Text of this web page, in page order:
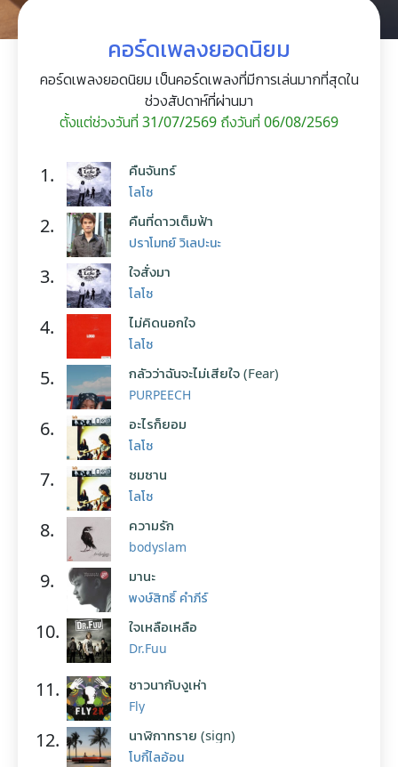
คอร์ดเพลงยอดนิยม
คอร์ดเพลงยอดนิยม เป็นคอร์ดเพลงที่มีการเล่นมากที่สุดใน
ช่วงสัปดาห์ที่ผ่านมา
ตั้งแต่ช่วงวันที่ 31/07/2569 ถึงวันที่ 06/08/2569
1. คืนจันทร์
โลโซ
2. คืนที่ดาวเต็มฟ้า
ปราโมทย์ วิเลปะนะ
3. ใจสั่งมา
โลโซ
4. ไม่คิดนอกใจ
โลโซ
5. กลัวว่าฉันจะไม่เสียใจ (Fear)
PURPEECH
6. อะไรก็ยอม
โลโซ
7. ซมซาน
โลโซ
8. ความรัก
bodyslam
9. มานะ
พงษ์สิทธิ์ คำภีร์
10. ใจเหลือเหลือ
Dr.Fuu
11. ชาวนากับงูเห่า
Fly
12. นาฬิกาทราย (sign)
โบกี้ไลอ้อน